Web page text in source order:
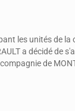
les unités de
a décidé de
de